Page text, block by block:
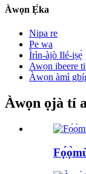
Àwọn Ẹ̀ka
Nipa re
Pe wa
Ìrìn-àjò Ilé-iṣẹ́
Awọn ibeere
Àwọn àmì
Àwọn ọjà tí